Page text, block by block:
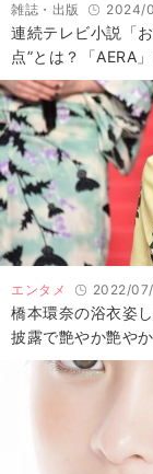
雑誌・出版 2024/
連続テレビ小説「
点”とは？「AERA
エンタメ 2022/
橋本環奈の浴衣姿
披露で艶やか艶や